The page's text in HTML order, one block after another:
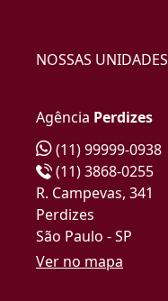
NOSSAS UNIDADES
Agência Perdizes
(11) 99999-0938
(11) 3868-0255
R. Campevas, 341
Perdizes
São Paulo - SP
Ver no mapa